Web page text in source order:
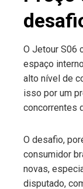
O Jetour S06
espaço
alto nível de
isso por um
concorrentes
O desafio,
consumidor
novas,
disputado,